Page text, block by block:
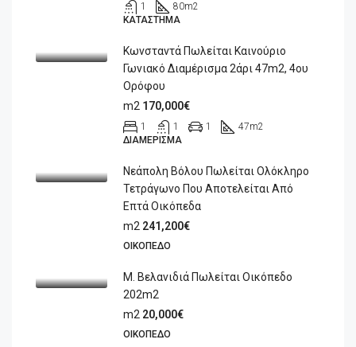
1 80m2
ΚΑΤΆΣΤΗΜΑ
Κωνσταντά Πωλείται Καινούριο
Γωνιακό Διαμέρισμα 2άρι 47m2, 4ου
Ορόφου
m2 170,000€
1 1 1 47m2
ΔΙΑΜΈΡΙΣΜΑ
Νεάπολη Βόλου Πωλείται Ολόκληρο
Τετράγωνο Που Αποτελείται Από
Επτά Οικόπεδα
m2 241,200€
ΟΙΚΌΠΕΔΟ
Μ. Βελανιδιά Πωλείται Οικόπεδο
202m2
m2 20,000€
ΟΙΚΌΠΕΔΟ